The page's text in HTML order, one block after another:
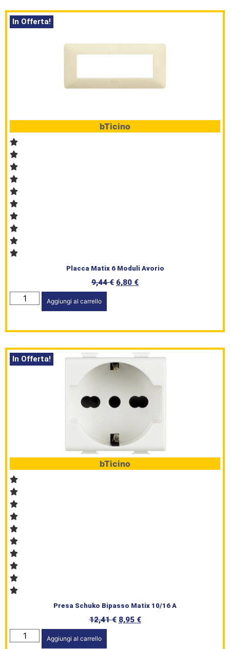
In Offerta!
bTicino
Placca Matix 6 Moduli Avorio
9,44€ 6,80 €
Aggiungi al carrello
In Offerta!
bTicino
Presa Schuko Bipasso Matix 10/16 A
12,41€ 8,95 €
Aggiungi al carrello